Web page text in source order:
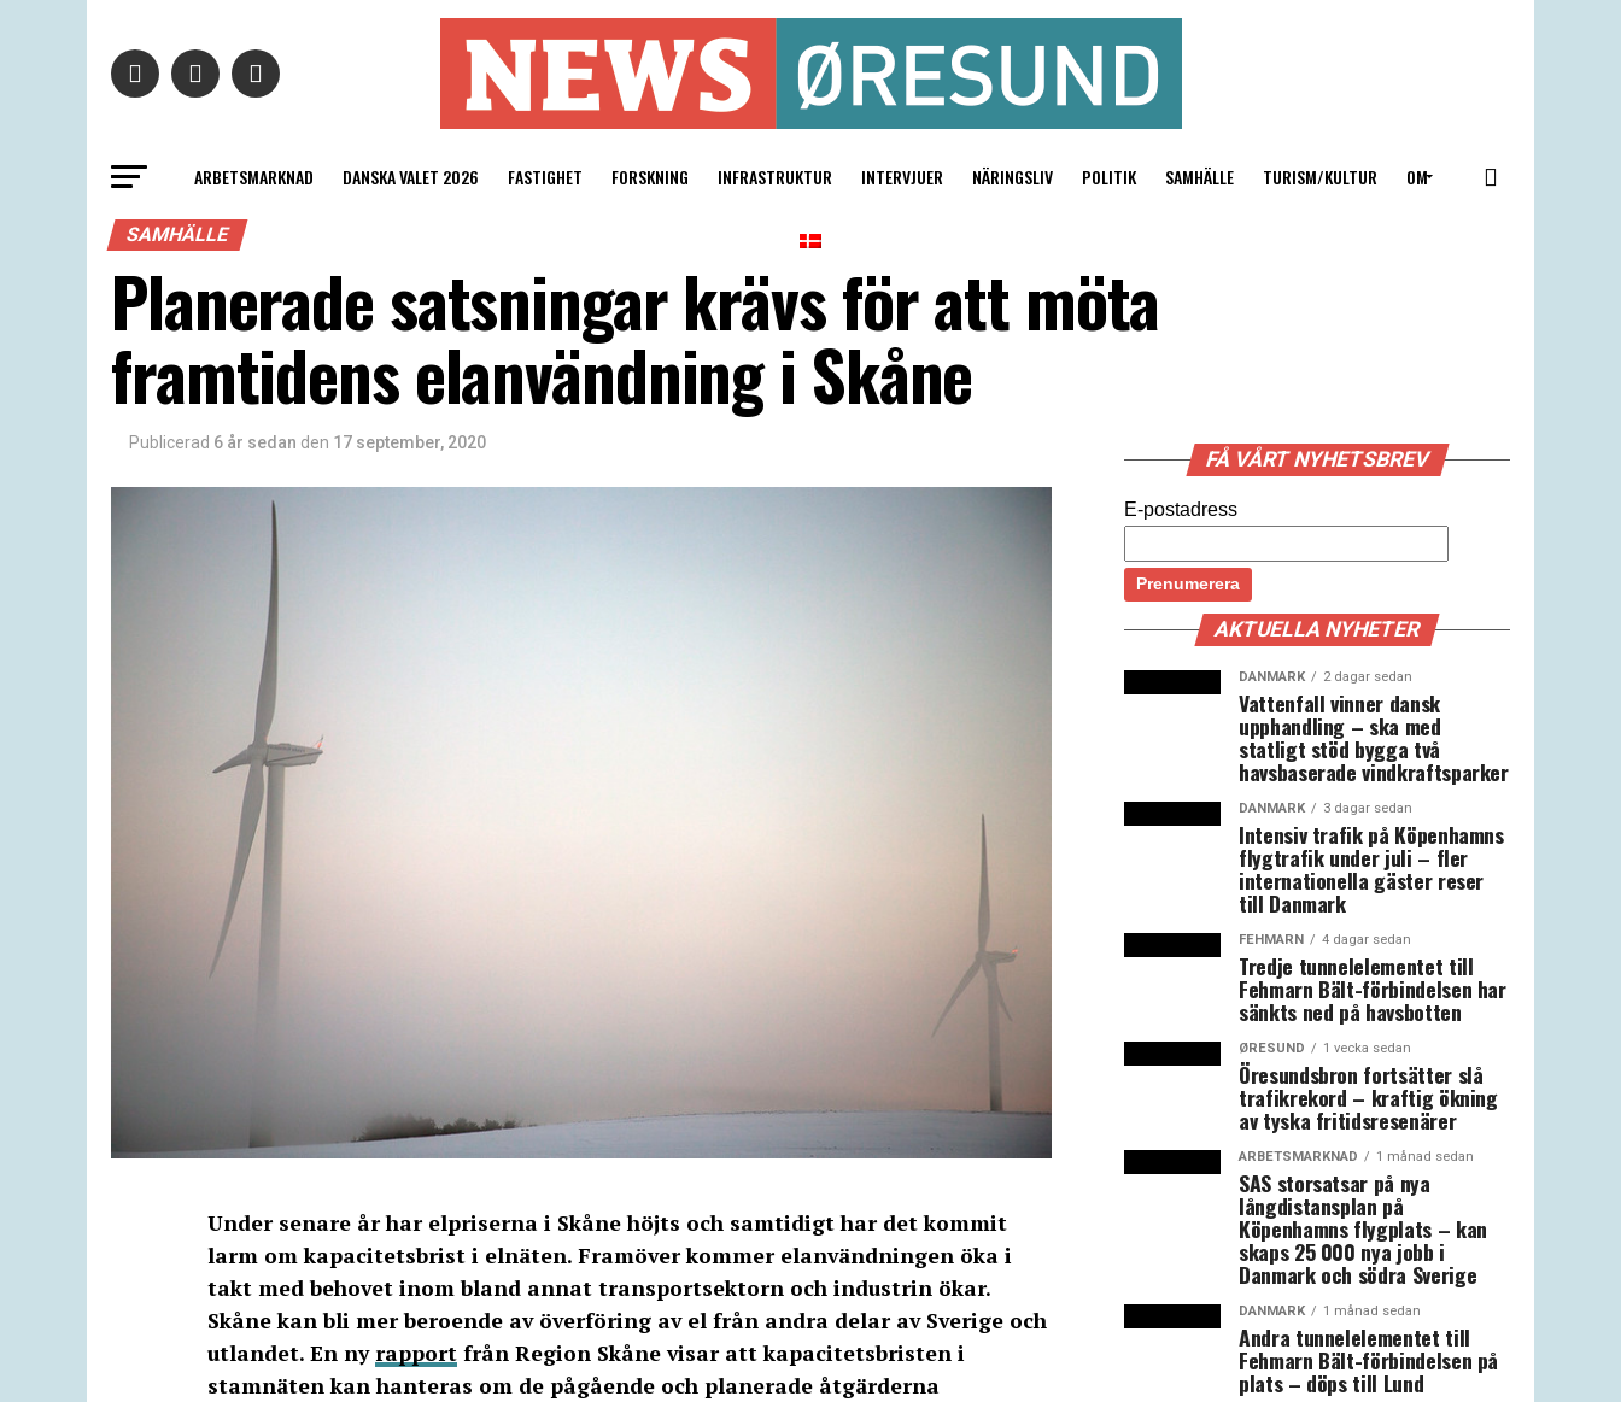
ARBETSMARKNAD DANSKA VALET 2026 FASTIGHET FORSKNING INFRASTRUKTUR INTERVJUER NÄRINGSLIV POLITIK SAMHÄLLE TURISM/KULTUR OM
SAMHÄLLE
Planerade satsningar krävs för att möta
framtidens elanvändning i Skåne
Publicerad 6 år sedan den 17 september, 2020
Under senare år har elpriserna i Skåne höjts och samtidigt har det kommit
larm om kapacitetsbrist i elnäten. Framöver kommer elanvändningen öka i
takt med behovet inom bland annat transportsektorn och industrin ökar.
Skåne kan bli mer beroende av överföring av el från andra delar av Sverige och
utlandet. En nyrapport från Region Skåne visar att kapacitetsbristen i
stamnäten kan hanteras om de pågående och planerade åtgärderna
FÅ VÅRT NYHETSBREV
E-postadress
AKTUELLA NYHETER
DANMARK 2 dagar sedan
Vattenfall vinner dansk
upphandling – ska med
statligt stöd bygga två
havsbaserade vindkraftsparker
DANMARK 3 dagar sedan
Intensiv trafik på Köpenhamns
flygtrafik under juli – fler
internationella gäster reser
till Danmark
FEHMARN 4 dagar sedan
Tredje tunnelelementet till
Fehmarn Bält-förbindelsen har
sänkts ned på havsbotten
ØRESUND 1 vecka sedan
Öresundsbron fortsätter slå
trafikrekord – kraftig ökning
av tyska fritidsresenärer
ARBETSMARKNAD 1 månad sedan
SAS storsatsar på nya
långdistansplan på
Köpenhamns flygplats – kan
skaps 25 000 nya jobb i
Danmark och södra Sverige
DANMARK 1 månad sedan
Andra tunnelelementet till
Fehmarn Bält-förbindelsen på
plats – döps till Lund